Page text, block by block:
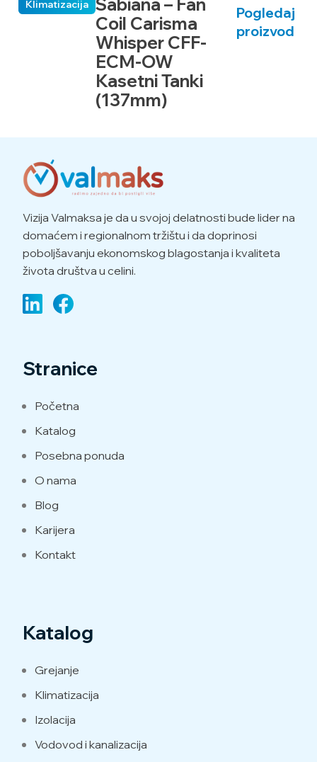
Sabiana – Fan
Coil Carisma
Whisper CFF-
ECM-OW
Kasetni Tanki
(137mm)
Klimatizacija
Pogledaj
proizvod
Vizija Valmaksa je da u svojoj delatnosti bude lider na
domaćem i regionalnom tržištu i da doprinosi
poboljšavanju ekonomskog blagostanja i kvaliteta
života društva u celini.
Stranice
Početna
Katalog
Posebna ponuda
O nama
Blog
Karijera
Kontakt
Katalog
Grejanje
Klimatizacija
Izolacija
Vodovod i kanalizacija